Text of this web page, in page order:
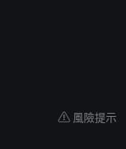
風險提示